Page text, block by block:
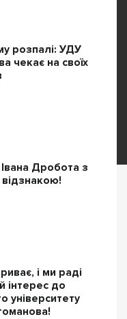
розпалі: УДУ
чекає на своїх
Дробота з
і ми раді
інтерес до
університету